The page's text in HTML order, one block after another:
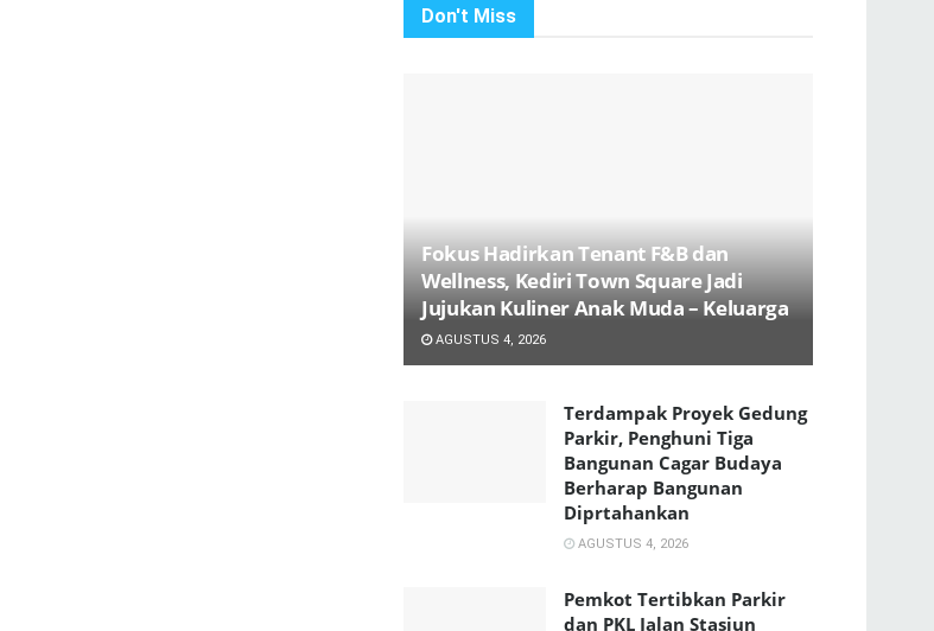
Don't Miss
Fokus Hadirkan Tenant F&B dan
Wellness, Kediri Town Square Jadi
Jujukan Kuliner Anak Muda – Keluarga
AGUSTUS 4, 2026
Terdampak Proyek Gedung
Parkir, Penghuni Tiga
Bangunan Cagar Budaya
Berharap Bangunan
Diprtahankan
AGUSTUS 4, 2026
Pemkot Tertibkan Parkir
dan PKL Jalan Stasiun